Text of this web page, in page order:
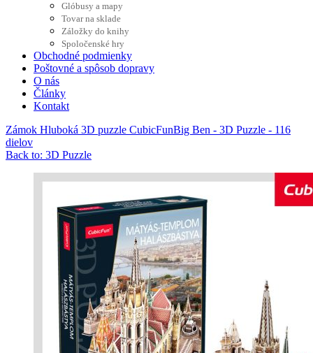
Glóbusy a mapy
Tovar na sklade
Záložky do knihy
Spoločenské hry
Obchodné podmienky
Poštovné a spôsob dopravy
O nás
Články
Kontakt
Zámok Hluboká 3D puzzle CubicFunBig Ben - 3D Puzzle - 116
dielov
Back to: 3D Puzzle